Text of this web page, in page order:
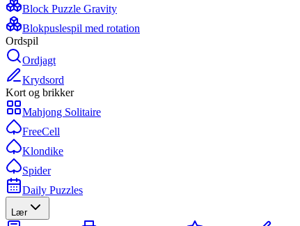
Block Puzzle Gravity
Blokpuslespil med rotation
Ordspil
Ordjagt
Krydsord
Kort og brikker
Mahjong Solitaire
FreeCell
Klondike
Spider
Daily Puzzles
Lær